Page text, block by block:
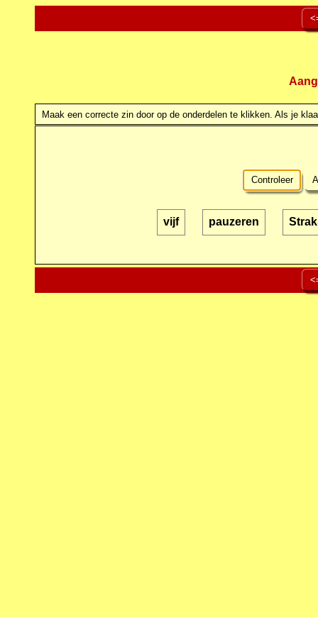
Maak een correcte zin door op de onderdelen te klikken. Als je
Controleer
vijf pauzeren